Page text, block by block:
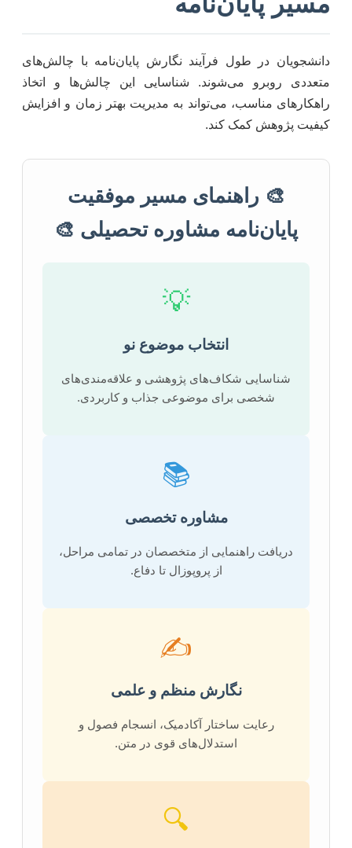
دانشجویان در طول فرآیند نگارش پایان‌نامه با چالش‌های
متعددی روبرو می‌شوند. شناسایی این چالش‌ها و اتخاذ
راهکارهای مناسب، می‌تواند به مدیریت بهتر زمان و افزایش
کیفیت پژوهش کمک کند.
🎨 راهنمای مسیر موفقیت
پایان‌نامه مشاوره تحصیلی 🎨
💡
انتخاب موضوع نو
شناسایی شکاف‌های پژوهشی و علاقه‌مندی‌های
شخصی برای موضوعی جذاب و کاربردی.
📚
مشاوره تخصصی
دریافت راهنمایی از متخصصان در تمامی مراحل،
از پروپوزال تا دفاع.
✍️
نگارش منظم و علمی
رعایت ساختار آکادمیک، انسجام فصول و
استدلال‌های قوی در متن.
🔍